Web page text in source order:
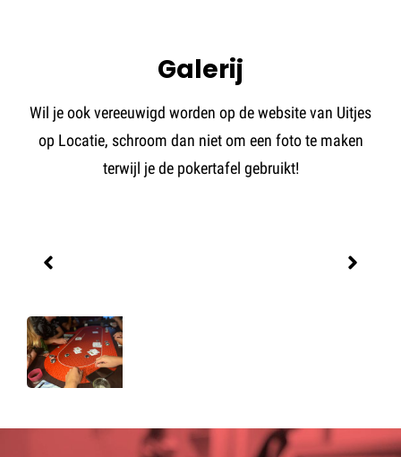
Galerij
Wil je ook vereeuwigd worden op de website van Uitjes
op Locatie, schroom dan niet om een foto te maken
terwijl je de pokertafel gebruikt!